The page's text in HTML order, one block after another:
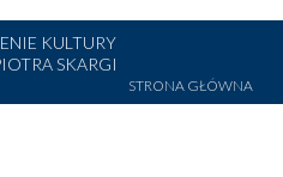
KULTURY
SKARGI
STRONA GŁÓWNA